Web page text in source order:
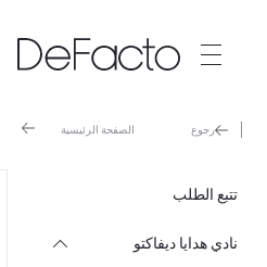
رجوع الصفحة الرئيسية
تتبع الطلب
نادي هدايا ديفاكتو